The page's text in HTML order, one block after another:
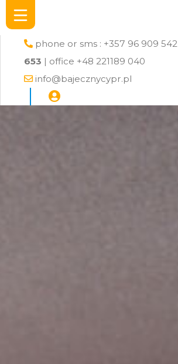
phone or sms : +357 96 909 542
653 | office +48 221189 040
info@bajecznycypr.pl